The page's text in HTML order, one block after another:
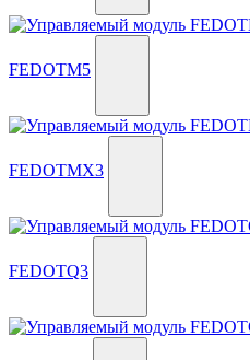
FEDOTM5
FEDOTMX3
FEDOTQ3